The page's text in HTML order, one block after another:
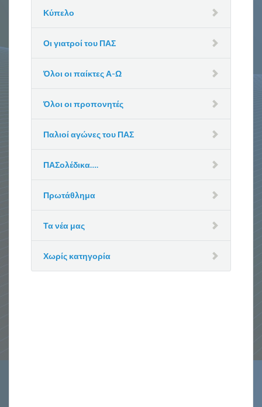
Κύπελο
Οι γιατροί του ΠΑΣ
Όλοι οι παίκτες Α-Ω
Όλοι οι προπονητές
Παλιοί αγώνες του ΠΑΣ
ΠΑΣολέδικα….
Πρωτάθλημα
Τα νέα μας
Χωρίς κατηγορία